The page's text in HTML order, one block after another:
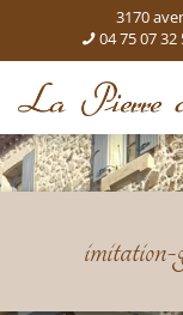
3170
04 75 07 32
imitation-